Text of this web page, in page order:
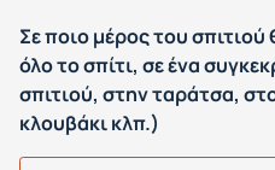
Σε ποιο μέρος του σπιτιού
όλο το σπίτι, σε ένα
σπιτιού, στην ταράτσα,
κλουβάκι κλπ.)